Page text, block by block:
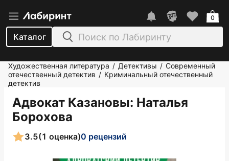
Каталог
0
Художественная литература / Детективы / Современный
отечественный детектив / Криминальный отечественный
детектив
Адвокат Казановы: Наталья
Борохова
3.5(1 оценка)0 рецензий